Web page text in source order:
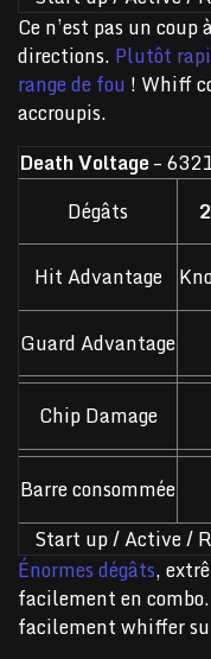
Ce n’est pas un
directions. Plutôt
range de fou ! Whiff
accroupis.
Death Voltage–
Dégâts
Hit Advantage
Guard Advantage
Chip Damage
Barre consommée
Start up / Active /
Énormes dégâts,
facilement en
facilement whiffer